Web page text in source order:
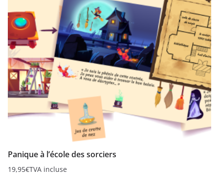
Panique à l’école des sorciers
19,95€TVA incluse